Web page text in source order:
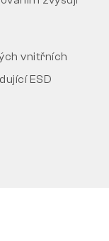
vnitřních
ESD